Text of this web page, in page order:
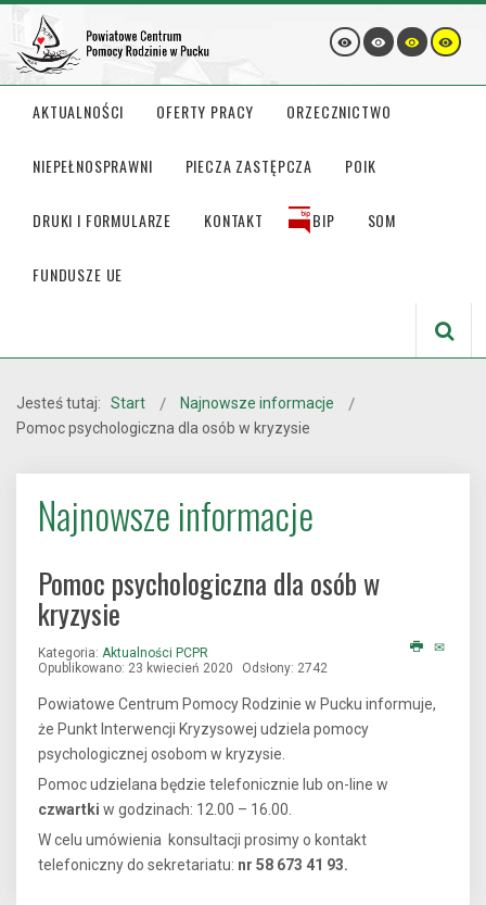
AKTUALNOŚCI OFERTY PRACY ORZECZNICTWO
NIEPEŁNOSPRAWNI PIECZA ZASTĘPCZA POIK
DRUKI I FORMULARZE KONTAKT BIP SOM
FUNDUSZE UE
Jesteś tutaj: Start
Najnowsze informacje
Pomoc psychologiczna dla osób w kryzysie
Najnowsze informacje
Pomoc psychologiczna dla osób w
kryzysie
Kategoria: Aktualności PCPR
Opublikowano: 23 kwiecień 2020
Odsłony: 2742
Powiatowe Centrum Pomocy Rodzinie w Pucku informuje,
że Punkt Interwencji Kryzysowej udziela pomocy
psychologicznej osobom w kryzysie.
Pomoc udzielana będzie telefonicznie lub on-line w
czwartki w godzinach: 12.00 – 16.00.
W celu umówienia konsultacji prosimy o kontakt
telefoniczny do sekretariatu: nr 58 673 41 93.